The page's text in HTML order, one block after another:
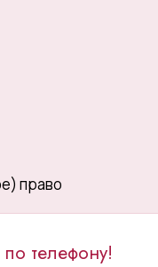
право
телефону!